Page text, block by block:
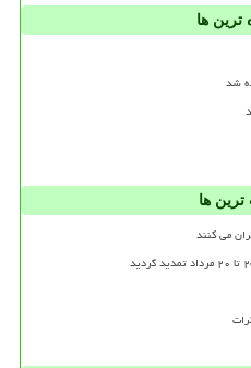
ترین ها
شد
ها
می کنند